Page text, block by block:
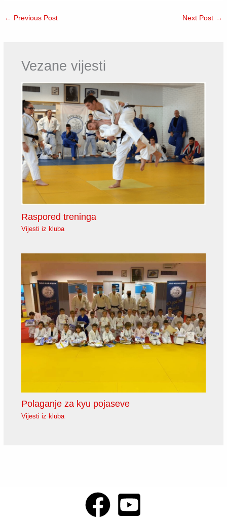
← Previous Post Next Post →
Vezane vijesti
Raspored treninga
Vijesti iz kluba
Polaganje za kyu pojaseve
Vijesti iz kluba